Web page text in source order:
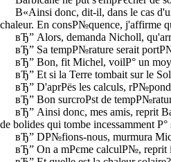
В«Ainsi donc, dit-il, dans le cas
chaleur. En consР№quence, j'affirme
вЂ” Alors, demanda Nicholl,
вЂ” Sa tempР№rature serait
вЂ” Bon, fit Michel, voilР° un
вЂ” Et si la Terre tombait sur le
вЂ” D'aprРёs les calculs,
вЂ” Bon surcroРѕt de
вЂ” Ainsi donc, mes amis, reprit
de bolides qui tombe incessamment
вЂ” DР№fions-nous, murmura
вЂ” On a mРєme calculР№, reprit